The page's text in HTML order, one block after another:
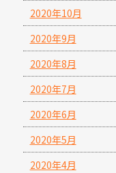
2020年10月
2020年9月
2020年8月
2020年7月
2020年6月
2020年5月
2020年4月